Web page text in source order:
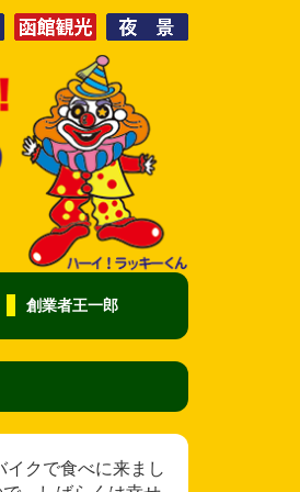
創業者王一郎
クで食べに来まし